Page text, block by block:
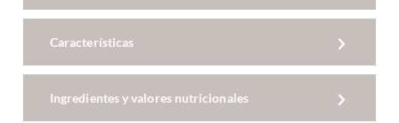
Características
Ingredientes y valores nutricionales